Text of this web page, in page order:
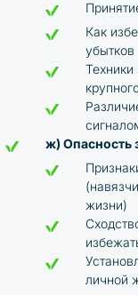
Как
убытков
ж) Опасность
жизни)
личной